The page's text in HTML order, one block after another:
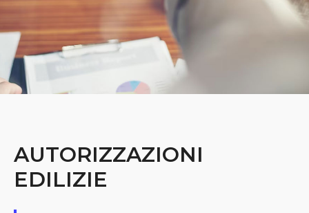
AUTORIZZAZIONI
EDILIZIE